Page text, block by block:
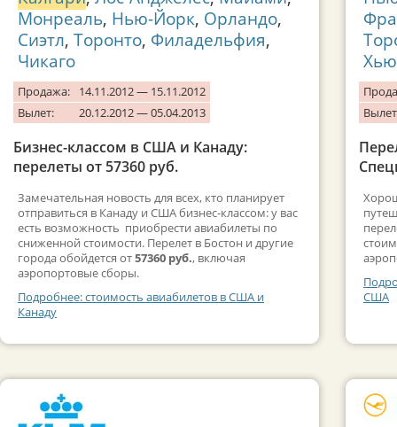
Монреаль, Нью-Йорк, Орландо,
Сиэтл, Торонто, Филадельфия,
Чикаго
Продажа:
14.11.2012 — 15.11.2012
Вылет:
20.12.2012 — 05.04.2013
Бизнес-классом в США и Канаду:
перелеты от 57360 руб.
Замечательная новость для всех, кто планирует
отправиться в Канаду и США бизнес-классом: у вас
есть возможность приобрести авиабилеты по
сниженной стоимости. Перелет в Бостон и другие
города обойдется от57360 руб., включая
аэропортовые сборы.
Подробнее: стоимость авиабилетов в США и
Канаду
США